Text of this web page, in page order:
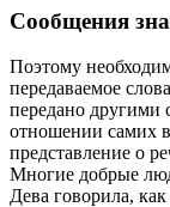
Сообщения
Поэтому
передаваемое
передано другими
отношении самих
представление о
Многие добрые
Дева говорила,